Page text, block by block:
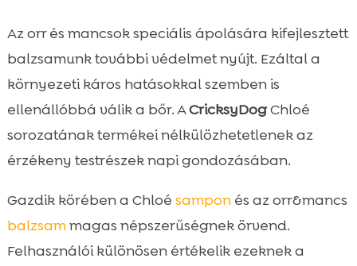
Az orr és mancsok speciális ápolására kifejlesztett
balzsamunk további védelmet nyújt. Ezáltal a
környezeti káros hatásokkal szemben is
ellenállóbbá válik a bőr. ACricksyDogChloé
sorozatának termékei nélkülözhetetlenek az
érzékeny testrészek napi gondozásában.
Gazdik körében a Chloé samponés az orr&mancs
balzsammagas népszerűségnek örvend.
Felhasználói különösen értékelik ezeknek a